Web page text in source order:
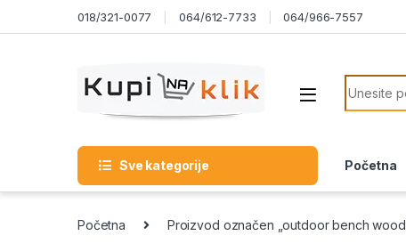
Skip to navigation018/321-0077 064/612-7733 064/966-7557
Search
Sve kategorije Početna
Početna Proizvod označen „outdoor bench wood